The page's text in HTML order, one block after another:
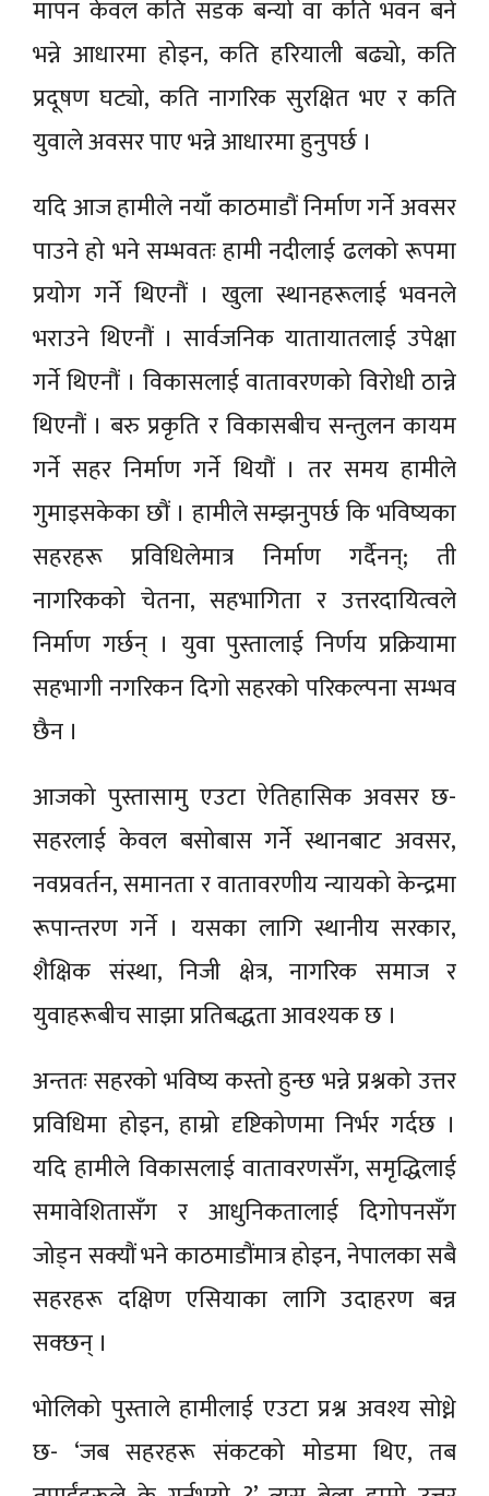
मापन केवल कति सडक बन्यो वा कति भवन बने
भन्ने आधारमा होइन, कति हरियाली बढ्यो, कति
प्रदूषण घट्यो, कति नागरिक सुरक्षित भए र कति
युवाले अवसर पाए भन्ने आधारमा हुनुपर्छ ।
यदि आज हामीले नयाँ काठमाडौं निर्माण गर्ने अवसर
पाउने हो भने सम्भवतः हामी नदीलाई ढलको रूपमा
प्रयोग गर्ने थिएनौं । खुला स्थानहरूलाई भवनले
भराउने थिएनौं । सार्वजनिक यातायातलाई उपेक्षा
गर्ने थिएनौं । विकासलाई वातावरणको विरोधी ठान्ने
थिएनौं । बरु प्रकृति र विकासबीच सन्तुलन कायम
गर्ने सहर निर्माण गर्ने थियौं । तर समय हामीले
गुमाइसकेका छौं । हामीले सम्झनुपर्छ कि भविष्यका
सहरहरू प्रविधिलेमात्र निर्माण गर्दैनन्; ती
नागरिकको चेतना, सहभागिता र उत्तरदायित्वले
निर्माण गर्छन् । युवा पुस्तालाई निर्णय प्रक्रियामा
सहभागी नगरिकन दिगो सहरको परिकल्पना सम्भव
छैन ।
आजको पुस्तासामु एउटा ऐतिहासिक अवसर छ-
सहरलाई केवल बसोबास गर्ने स्थानबाट अवसर,
नवप्रवर्तन, समानता र वातावरणीय न्यायको केन्द्रमा
रूपान्तरण गर्ने । यसका लागि स्थानीय सरकार,
शैक्षिक संस्था, निजी क्षेत्र, नागरिक समाज र
युवाहरूबीच साझा प्रतिबद्धता आवश्यक छ ।
अन्ततः सहरको भविष्य कस्तो हुन्छ भन्ने प्रश्नको उत्तर
प्रविधिमा होइन, हाम्रो दृष्टिकोणमा निर्भर गर्दछ ।
यदि हामीले विकासलाई वातावरणसँग, समृद्धिलाई
समावेशितासँग र आधुनिकतालाई दिगोपनसँग
जोड्न सक्यौं भने काठमाडौंमात्र होइन, नेपालका सबै
सहरहरू दक्षिण एसियाका लागि उदाहरण बन्न
सक्छन् ।
भोलिको पुस्ताले हामीलाई एउटा प्रश्न अवश्य सोध्ने
छ- ‘जब सहरहरू संकटको मोडमा थिए, तब